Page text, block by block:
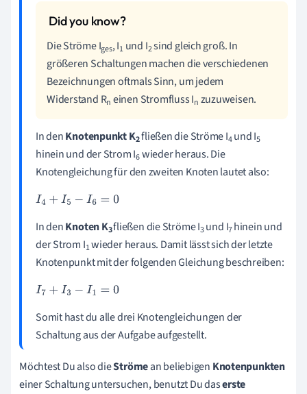
Die Ströme Iges, I1 und I2sind gleich groß. In
größeren Schaltungen machen die verschiedenen
Bezeichnungen oftmals Sinn, um jedem
Widerstand Rn einen Stromfluss In zuzuweisen.
In denKnotenpunkt K2fließen die Ströme I4und I5
hinein und der Strom I6wieder heraus. Die
Knotengleichung für den zweiten Knoten lautet also:
I4+ I5- I6= 0
In denKnoten K3fließen die Ströme I3und I7hinein und
der Strom I1wieder heraus. Damit lässt sich der letzte
Knotenpunkt mit der folgenden Gleichung beschreiben:
I7+ I3- I1= 0
Somit hast du alle drei Knotengleichungen der
Schaltung aus der Aufgabe aufgestellt.
Möchtest Du also dieStrömean beliebigen Knotenpunkten
einer Schaltung untersuchen, benutzt Du daserste